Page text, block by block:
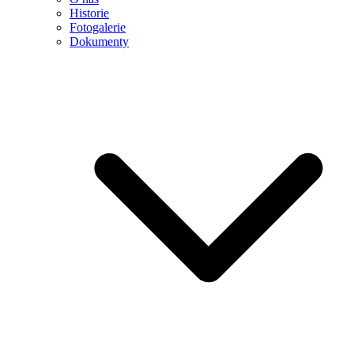
Historie
Fotogalerie
Dokumenty